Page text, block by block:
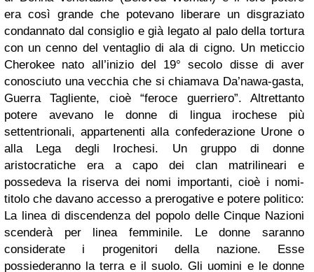
era così grande che potevano liberare un disgraziato
condannato dal consiglio e già legato al palo della tortura
con un cenno del ventaglio di ala di cigno. Un meticcio
Cherokee nato all’inizio del 19° secolo disse di aver
conosciuto una vecchia che si chiamava Da’nawa-gasta,
Guerra Tagliente, cioè “feroce guerriero”. Altrettanto
potere avevano le donne di lingua irochese più
settentrionali, appartenenti alla confederazione Urone o
alla Lega degli Irochesi. Un gruppo di donne
aristocratiche era a capo dei clan matrilineari e
possedeva la riserva dei nomi importanti, cioè i nomi-
titolo che davano accesso a prerogative e potere politico:
La linea di discendenza del popolo delle Cinque Nazioni
scenderà per linea femminile. Le donne saranno
considerate i progenitori della nazione. Esse
possiederanno la terra e il suolo. Gli uomini e le donne